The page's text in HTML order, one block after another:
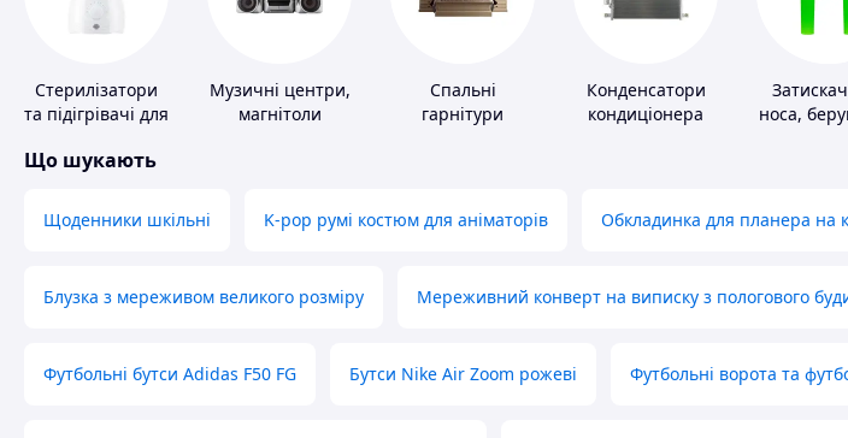
Стерилізатори
та підігрівачі для
харчування
Музичні центри,
магнітоли
Спальні
гарнітури
Конденсатори
кондиціонера
носа,
Що шукають
Щоденники шкільні K-pop румі костюм для аніматорів Обкладинка для планера на
Блузка з мереживом великого розміру Мереживний конверт на виписку з пологового
Футбольні бутси Adidas F50 FG Бутси Nike Air Zoom рожеві Футбольні ворота та